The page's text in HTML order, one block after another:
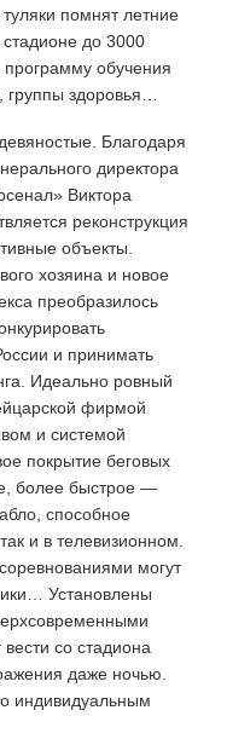
помнят летние
до 3000
обучения
здоровья…
Благодаря
директора
Виктора
реконструкция
объекты.
хозяина и новое
преобразилось
и принимать
Идеально ровный
фирмой
и системой
покрытие беговых
более быстрое —
способное
и в телевизионном.
могут
Установлены
со стадиона
даже ночью.
индивидуальным